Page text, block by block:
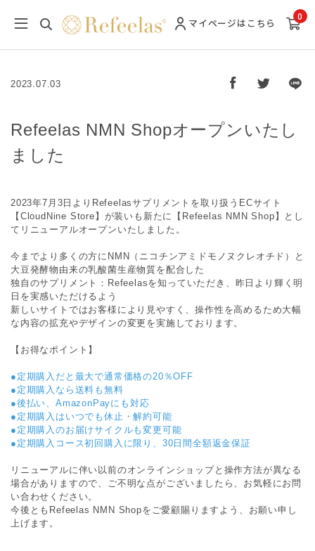
マイページはこちら
0
2023.07.03
Refeelas NMN Shopオープンいたし
ました
2023年7月3日よりRefeelasサプリメントを取り扱うECサイト
【CloudNine Store】が装いも新たに【Refeelas NMN Shop】とし
てリニューアルオープンいたしました。
今までより多くの方にNMN（ニコチンアミドモノヌクレオチド）と
大豆発酵物由来の乳酸菌生産物質を配合した
独自のサプリメント：Refeelasを知っていただき、昨日より輝く明
日を実感いただけるよう
新しいサイトではお客様により見やすく、操作性を高めるため大幅
な内容の拡充やデザインの変更を実施しております。
【お得なポイント】
●定期購入だと最大で通常価格の20％OFF
●定期購入なら送料も無料
●後払い、AmazonPayにも対応
●定期購入はいつでも休止・解約可能
●定期購入のお届けサイクルも変更可能
●定期購入コース初回購入に限り、30日間全額返金保証
リニューアルに伴い以前のオンラインショップと操作方法が異なる
場合がありますので、ご不明な点がございましたら、お気軽にお問
い合わせください。
今後ともRefeelas NMN Shopをご愛顧賜りますよう、お願い申し
上げます。